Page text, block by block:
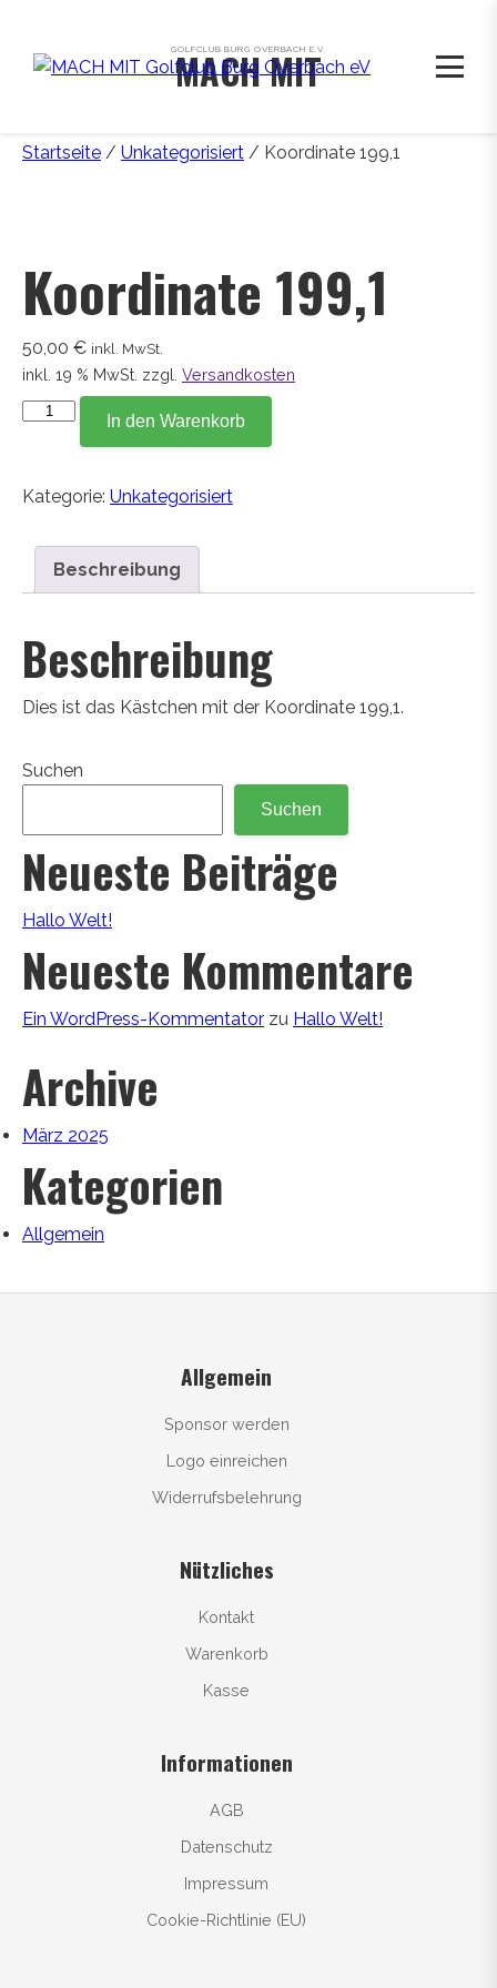
GOLFCLUB BURG OVERBACH E.V.
MACH MIT
Startseite / Unkategorisiert / Koordinate 199,1
Koordinate 199,1
50,00 € inkl. MwSt.
inkl. 19 % MwSt. zzgl. Versandkosten
Koordinate
In den Warenkorb
Kategorie: Unkategorisiert
Beschreibung
Beschreibung
Dies ist das Kästchen mit der Koordinate 199,1.
Suchen
Suchen
Neueste Beiträge
Hallo Welt!
Neueste Kommentare
Ein WordPress-Kommentator zu Hallo Welt!
Archive
März 2025
Kategorien
Allgemein
Allgemein
Sponsor werden
Logo einreichen
Widerrufsbelehrung
Nützliches
Kontakt
Warenkorb
Kasse
Informationen
AGB
Datenschutz
Impressum
Cookie-Richtlinie (EU)